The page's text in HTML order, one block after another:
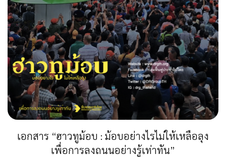
เอกสาร “ฮาวทูม้อบ : ม้อบอย่างไรไม่ให้เหลือลุง
เพื่อการลงถนนอย่างรู้เท่าทัน”